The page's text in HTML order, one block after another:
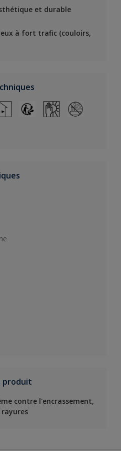
et durable
à fort trafic (couloirs,
produit
contre l'encrassement,